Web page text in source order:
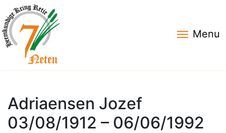
Menu
Adriaensen Jozef
03/08/1912 – 06/06/1992